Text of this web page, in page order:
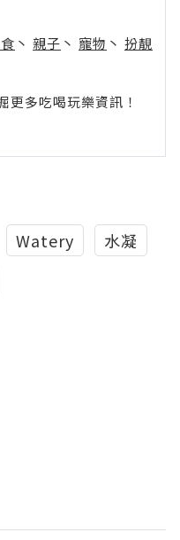
丶 親子 丶 寵物 丶 扮靚
多吃喝玩樂資訊！
Watery
水凝